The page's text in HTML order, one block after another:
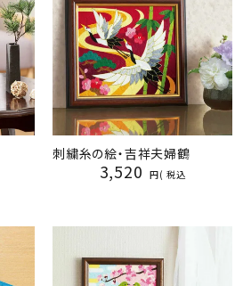
会員登録
刺繍糸の絵・吉祥夫婦鶴
3,520 税込